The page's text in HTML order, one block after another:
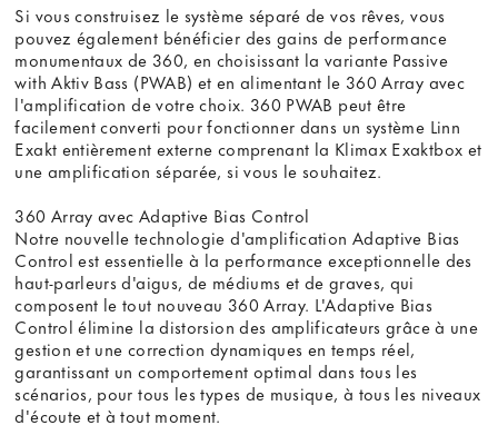
Si vous construisez le système séparé de vos rêves, vous
pouvez également bénéficier des gains de performance
monumentaux de 360, en choisissant la variante Passive
with Aktiv Bass (PWAB) et en alimentant le 360 Array avec
l'amplification de votre choix. 360 PWAB peut être
facilement converti pour fonctionner dans un système Linn
Exakt entièrement externe comprenant la Klimax Exaktbox et
une amplification séparée, si vous le souhaitez.
360 Array avec Adaptive Bias Control
Notre nouvelle technologie d'amplification Adaptive Bias
Control est essentielle à la performance exceptionnelle des
haut-parleurs d'aigus, de médiums et de graves, qui
composent le tout nouveau 360 Array. L'Adaptive Bias
Control élimine la distorsion des amplificateurs grâce à une
gestion et une correction dynamiques en temps réel,
garantissant un comportement optimal dans tous les
scénarios, pour tous les types de musique, à tous les niveaux
d'écoute et à tout moment.